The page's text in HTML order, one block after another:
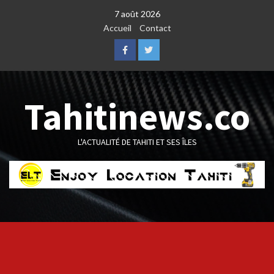
7 août 2026
Accueil
Contact
FacebookTwitter
Tahitinews.co
L'ACTUALITÉ DE TAHITI ET SES ÎLES